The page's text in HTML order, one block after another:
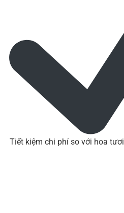
Tiết kiệm chi phí so với hoa tươi